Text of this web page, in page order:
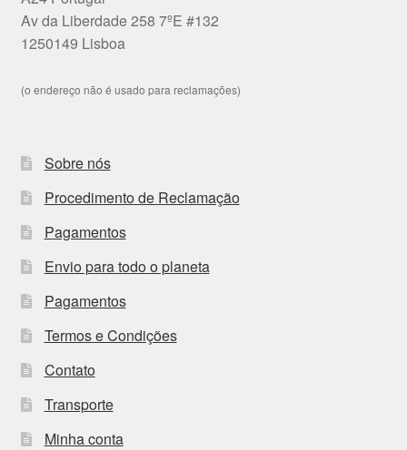
Av da Liberdade 258 7ºE #132
1250149 Lisboa
(o endereço não é usado para reclamações)
Sobre nós
Procedimento de Reclamação
Pagamentos
Envio para todo o planeta
Pagamentos
Termos e Condições
Contato
Transporte
Minha conta